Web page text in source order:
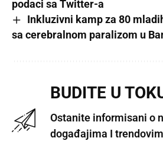
podaci sa Twitter-a
Inkluzivni kamp za 80
sa cerebralnom paralizom u
BUDITE U
Ostanite informisani o
događajima I